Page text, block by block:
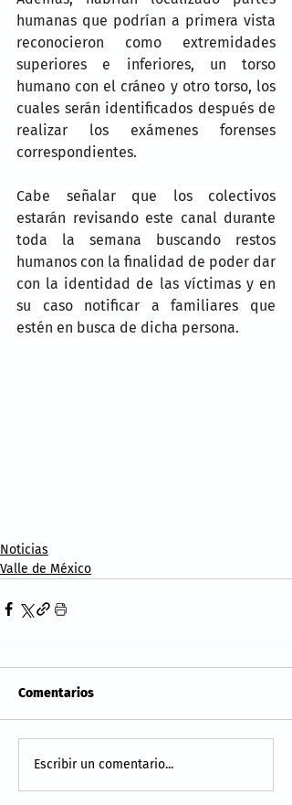
humanas que podrían a primera vista
reconocieron como extremidades
superiores e inferiores, un torso
humano con el cráneo y otro torso, los
cuales serán identificados después de
realizar los exámenes forenses
correspondientes.
Cabe señalar que los colectivos
estarán revisando este canal durante
toda la semana buscando restos
humanos con la finalidad de poder dar
con la identidad de las víctimas y en
su caso notificar a familiares que
estén en busca de dicha persona.
Noticias
Valle de México
Comentarios
Escribir un comentario...